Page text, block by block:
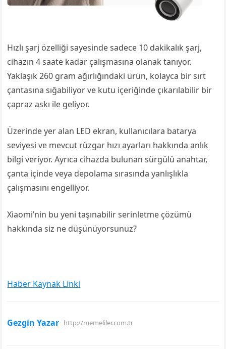
Hızlı şarj özelliği sayesinde sadece 10 dakikalık şarj,
cihazın 4 saate kadar çalışmasına olanak tanıyor.
Yaklaşık 260 gram ağırlığındaki ürün, kolayca bir sırt
çantasına sığabiliyor ve kutu içeriğinde çıkarılabilir bir
çapraz askı ile geliyor.
Üzerinde yer alan LED ekran, kullanıcılara batarya
seviyesi ve mevcut rüzgar hızı ayarları hakkında anlık
bilgi veriyor. Ayrıca cihazda bulunan sürgülü anahtar,
çanta içinde veya depolama sırasında yanlışlıkla
çalışmasını engelliyor.
Xiaomi’nin bu yeni taşınabilir serinletme çözümü
hakkında siz ne düşünüyorsunuz?
Haber Kaynak Linki
Gezgin Yazar http://memeliler.com.tr